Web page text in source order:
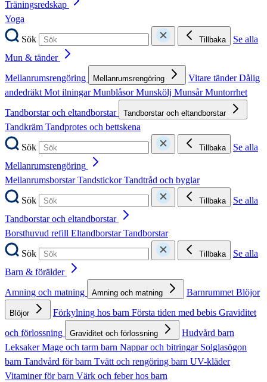
Träningsredskap
Yoga
Sök
Tillbaka
Se alla
Mun & tänder
Mellanrumsrengöring
Mellanrumsrengöring Vitare tänderDålig
andedräktMot ilningarMunblåsorMunskölj MunsårMuntorrhet
Tandborstar och eltandborstar
Tandborstar och eltandborstar
Tandkräm Tandprotes och bettskena
Sök
Tillbaka
Se alla
Mellanrumsrengöring
MellanrumsborstarTandstickorTandtråd och byglar
Sök
Tillbaka
Se alla
Tandborstar och eltandborstar
Borsthuvud refill EltandborstarTandborstar
Sök
Tillbaka
Se alla
Barn & förälder
Amning och matning
Amning och matning BarnrummetBlöjor
Blöjor Förkylning hos barn Första tiden med bebis Graviditet
och förlossning
Graviditet och förlossning
Hudvård barn
LeksakerMage och tarm barn Nappar och bitringar Solglasögon
barn Tandvård för barn Tvätt och rengöring barn UV-kläder
Vitaminer för barn Värk och feber hos barn